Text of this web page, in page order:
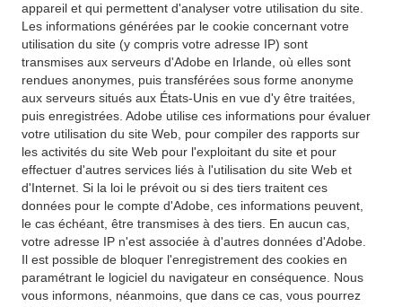
appareil et qui permettent d'analyser votre utilisation du site.
Les informations générées par le cookie concernant votre
utilisation du site (y compris votre adresse IP) sont
transmises aux serveurs d'Adobe en Irlande, où elles sont
rendues anonymes, puis transférées sous forme anonyme
aux serveurs situés aux États-Unis en vue d'y être traitées,
puis enregistrées. Adobe utilise ces informations pour évaluer
votre utilisation du site Web, pour compiler des rapports sur
les activités du site Web pour l'exploitant du site et pour
effectuer d'autres services liés à l'utilisation du site Web et
d'Internet. Si la loi le prévoit ou si des tiers traitent ces
données pour le compte d'Adobe, ces informations peuvent,
le cas échéant, être transmises à des tiers. En aucun cas,
votre adresse IP n'est associée à d'autres données d'Adobe.
Il est possible de bloquer l'enregistrement des cookies en
paramétrant le logiciel du navigateur en conséquence. Nous
vous informons, néanmoins, que dans ce cas, vous pourrez